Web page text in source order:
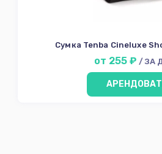
Сумка Tenba Cineluxe
от 255 ₽ / ЗА